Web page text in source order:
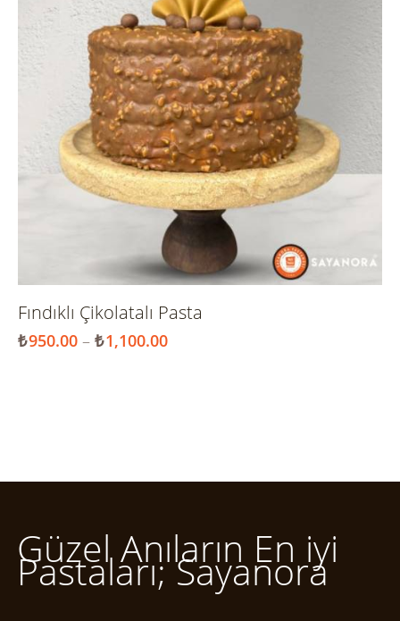
Fındıklı Çikolatalı Pasta
₺950.00 – ₺1,100.00
Güzel Anıların En iyi
Pastaları; Sayanora